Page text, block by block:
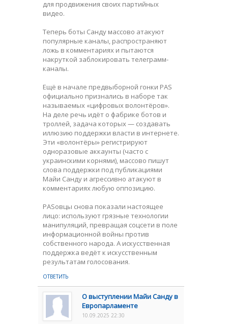
для продвижения своих партийных
видео.
Теперь боты Санду массово атакуют
популярные каналы, распространяют
ложь в комментариях и пытаются
накруткой заблокировать телеграмм-
каналы.
Ещё в начале предвыборной гонки PAS
официально признались в наборе так
называемых «цифровых волонтёров».
На деле речь идёт о фабрике ботов и
троллей, задача которых — создавать
иллюзию поддержки власти в интернете.
Эти «волонтёры» регистрируют
одноразовые аккаунты (часто с
украинскими корнями), массово пишут
слова поддержки под публикациями
Майи Санду и агрессивно атакуют в
комментариях любую оппозицию.
PASовцы снова показали настоящее
лицо: используют грязные технологии
манипуляций, превращая соцсети в поле
информационной войны против
собственного народа. А искусственная
поддержка ведёт к искусственным
результатам голосования.
ОТВЕТИТЬ
O выступлении Майи Санду в
Европарламенте
10.09.2025 22:30